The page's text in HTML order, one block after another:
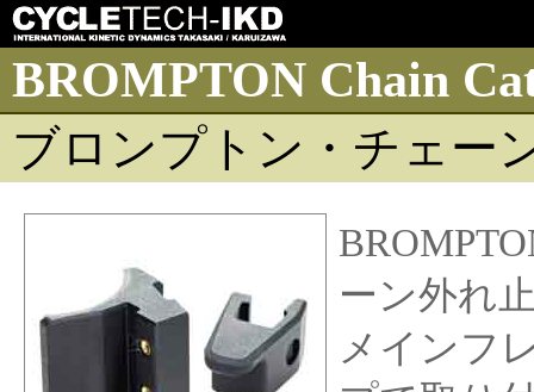
BROMPTON Chain
ブロンプトン・チェー
ーン外れ
メインフ